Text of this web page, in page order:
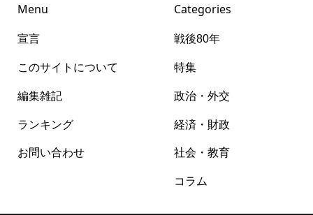
Menu
宣言
このサイトについて
編集雑記
ランキング
お問い合わせ
Categories
戦後80年
特集
政治・外交
経済・財政
社会・教育
コラム